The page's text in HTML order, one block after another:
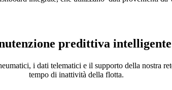
predittiva intelligente
i dati telematici e il supporto della nostra
tempo di inattività della flotta.